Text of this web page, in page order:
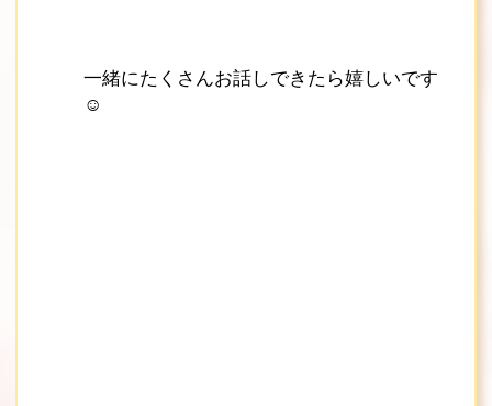
一緒にたくさんお話しできたら嬉しいです
☺️